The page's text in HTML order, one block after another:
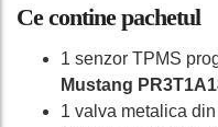
Ce contine pachetul
1 senzor TPMS
Mustang
1 valva metalica